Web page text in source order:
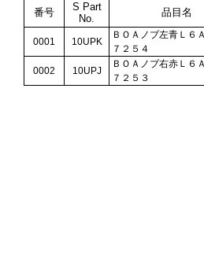
番号
S Part
No.
品目名
0001 10UPK
ＢＯＡノブ左青Ｌ６
７２５４
0002 10UPJ
ＢＯＡノブ右赤Ｌ６
７２５３